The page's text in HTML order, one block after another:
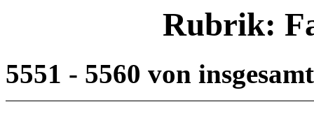
Rubrik:
5551 - 5560 von